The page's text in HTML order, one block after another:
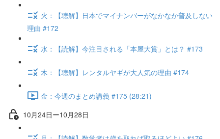
火：【聴解】日本でマイナンバーがなかなか普及しない
理由 #172
水：【読解】今注目される「本屋大賞」とは？ #173
木：【聴解】レンタルヤギが大人気の理由 #174
金：今週のまとめ講義 #175 (28:21)
10月24日ー10月28日